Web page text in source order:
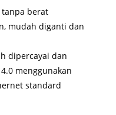
berat
mudah diganti dan
dipercayai dan
menggunakan
standard